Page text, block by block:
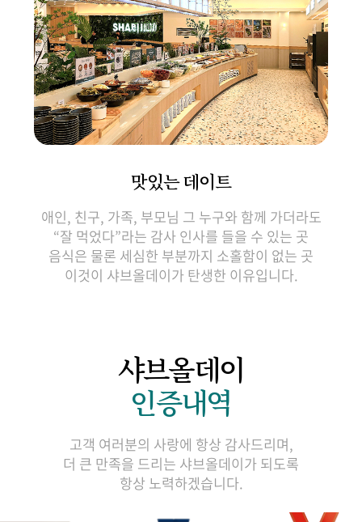
맛있는 데이트
애인, 친구, 가족, 부모님 그 누구와 함께 가더라도
“잘 먹었다”라는 감사 인사를 들을 수 있는 곳
음식은 물론 세심한 부분까지 소홀함이 없는 곳
이것이 샤브올데이가 탄생한 이유입니다.
샤브올데이
인증내역
고객 여러분의 사랑에 항상 감사드리며,
더 큰 만족을 드리는 샤브올데이가 되도록
항상 노력하겠습니다.